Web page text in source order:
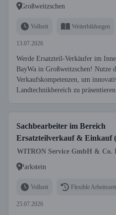
Großweitzschen
Vollzeit Weiterbildungen
13.07.2026
Werde Ersatzteil-Verkäufer im
BayWa in Großweitzschen! Nutze
Verkaufskompetenzen, um
Landtechnikbereich zu
Sachbearbeiter im Bereich
Ersatzteilverkauf & Einkauf
WITRON Service GmbH & Co.
Parkstein
Vollzeit Flexible
25.07.2026